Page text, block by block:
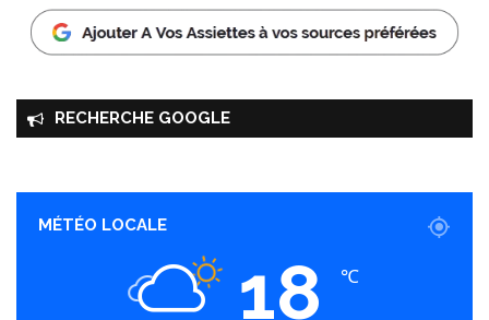
RECHERCHE GOOGLE
MÉTÉO LOCALE
18 ℃